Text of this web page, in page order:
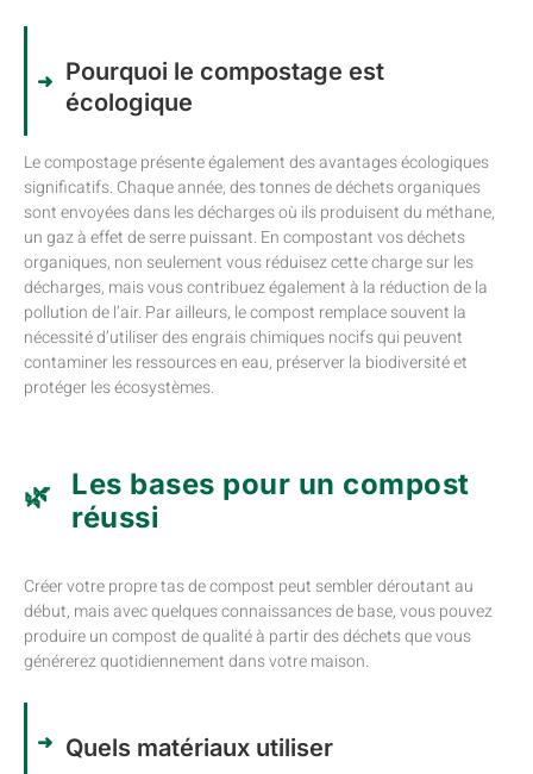
Pourquoi le compostage est
écologique
Le compostage présente également des avantages écologiques
significatifs. Chaque année, des tonnes de déchets organiques
sont envoyées dans les décharges où ils produisent du méthane,
un gaz à effet de serre puissant. En compostant vos déchets
organiques, non seulement vous réduisez cette charge sur les
décharges, mais vous contribuez également à la réduction de la
pollution de l’air. Par ailleurs, le compost remplace souvent la
nécessité d’utiliser des engrais chimiques nocifs qui peuvent
contaminer les ressources en eau, préserver la biodiversité et
protéger les écosystèmes.
Les bases pour un compost
réussi
Créer votre propre tas de compost peut sembler déroutant au
début, mais avec quelques connaissances de base, vous pouvez
produire un compost de qualité à partir des déchets que vous
générerez quotidiennement dans votre maison.
Quels matériaux utiliser